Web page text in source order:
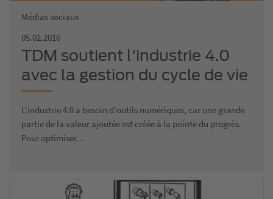
Médias sociaux
05.02.2016
TDM soutient l'industrie 4.0
avec la gestion du cycle de vie
des outils
L'industrie 4.0 a besoin d'outils numériques, car une grande
partie de la valeur ajoutée est créée à la pointe du progrès.
Pour optimiser…